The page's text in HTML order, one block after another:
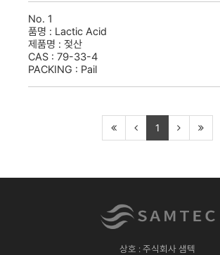
No. 1
품명 : Lactic Acid
제품명 : 젖산
CAS : 79-33-4
PACKING : Pail
1
상호 : 주식회사 샘텍